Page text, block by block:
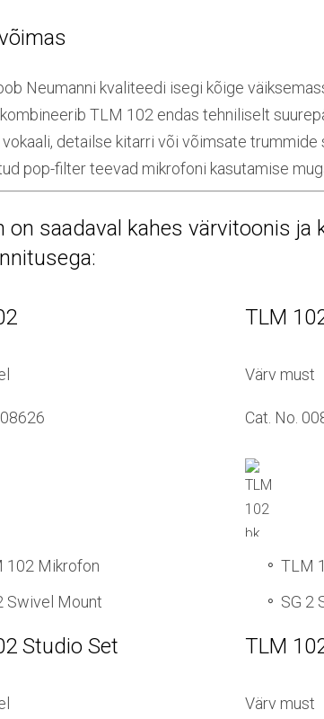
Neumanni kvaliteedi isegi kõige
TLM 102 endas tehniliselt
detailse kitarri või võimsate
pop-filter teevad mikrofoni kasutamise
on saadaval kahes värvitoonis ja
102 Mikrofon
Swivel Mount
TLM
Värv must
Cat. No.
TLM
SG 2
Studio Set TLM
Värv must